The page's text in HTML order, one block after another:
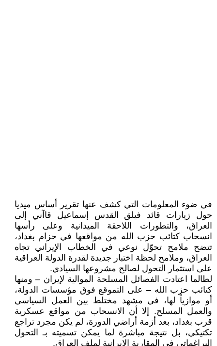
في ضوء المعلومات التي كشف عنها تقرير أساس ميديا
حول زيارات قائد فيلق القدس إسماعيل قاآني إلى
العراق، والتطورات اللاحقة الميدانية وعلى رأسها
انسحاب كتائب حزب الله من مواقعها في حزام بغداد،
تتضح ملامح تحوّل نوعي في الخطاب الإيراني تجاه
العراق، وملامح لحظة اختبار جديدة لقدرة الدولة العراقية
على استثمار التحول لصالح مشروعها السيادي.
لطالما اعتادت الفصائل المسلحة الموالية لإيران – ومنها
كتائب حزب الله – على التموقع فوق مؤسسات الدولة،
أو موازياً لها، في مشهد مختلط بين العمل السياسي
والعمل المسلح. إلا أن الانسحاب من مواقع عسكرية
قرب بغداد، بعد أزمة أراضي الدورة، لم يكن مجرد تراجع
تكتيكي، بل نتيجة مباشرة لما يمكن تسميته بـ التحول
البراغماتي في المقاربة الإيرانية لملف العراق.